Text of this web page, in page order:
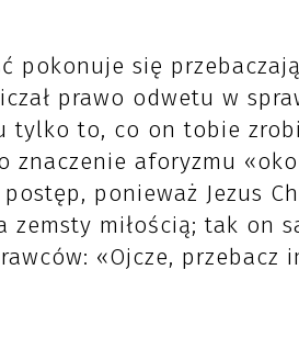
pokonuje się
prawo odwetu w
tylko to, co on tobie
znaczenie aforyzmu
ponieważ Jezus
miłością; tak on
«Ojcze, przebacz